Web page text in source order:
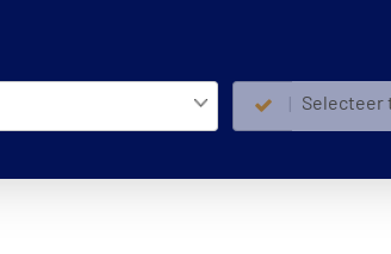
Selecteer